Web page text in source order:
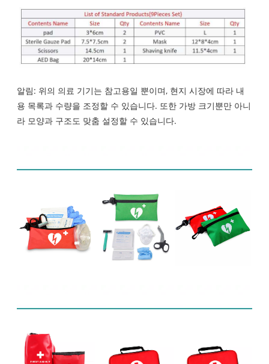
알림: 위의 의료 기기는 참고용일 뿐이며, 현지 시장에 따라 내
용 목록과 수량을 조정할 수 있습니다. 또한 가방 크기뿐만 아니
라 모양과 구조도 맞춤 설정할 수 있습니다.